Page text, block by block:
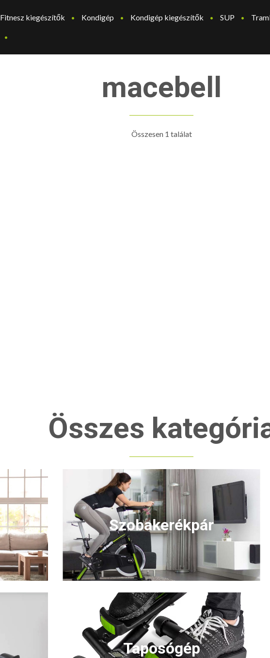
Fitnesz kiegészítők Kondigép Kondigép kiegészítők SUP
macebell
Összesen 1 találat
Összes
Szobakerékpár
Taposógép